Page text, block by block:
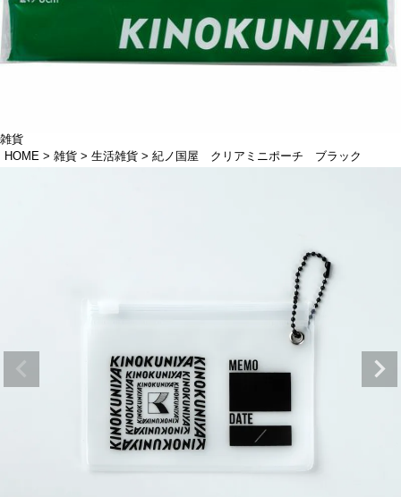
雑貨
HOME
雑貨 生活雑貨 紀ノ国屋 クリアミニポーチ ブラック